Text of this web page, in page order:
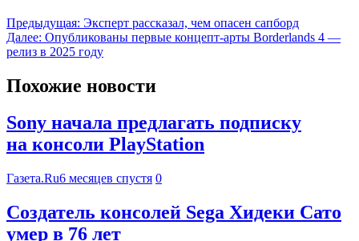
Предыдущая: Эксперт рассказал, чем опасен сапборд
Далее: Опубликованы первые концепт-арты Borderlands 4 —
релиз в 2025 году
Похожие новости
Sony начала предлагать подписку
на консоли PlayStation
Газета.Ru6 месяцев спустя 0
Создатель консолей Sega Хидеки Сато
умер в 76 лет